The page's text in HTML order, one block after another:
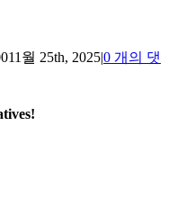
11월 25th, 2025|0 개의 댓